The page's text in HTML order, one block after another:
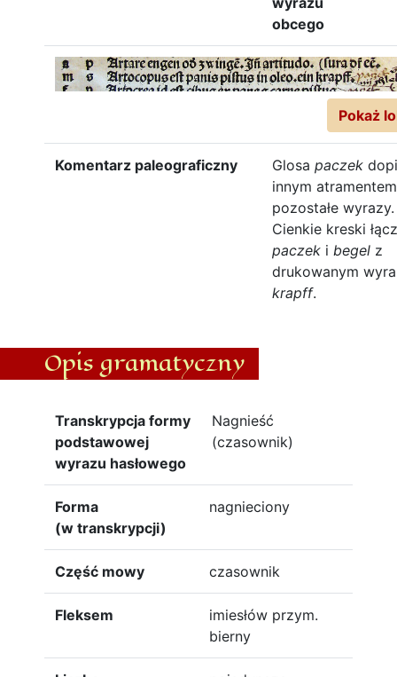
obcego
Pokaż
Komentarz paleograficzny Glosa paczek
innym
pozostałe wyrazy.
Cienkie kreski
paczeki begelz
drukowanym
krapff.
Opis gramatyczny
Transkrypcja formy
podstawowej
wyrazu hasłowego
Nagnieść
(czasownik)
Forma
(w transkrypcji)
nagnieciony
Część mowy czasownik
Fleksem
imiesłów przym.
bierny